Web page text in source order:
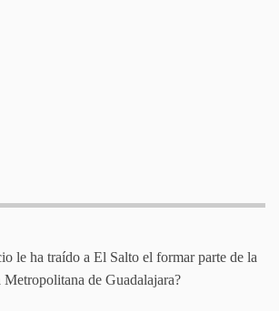
le ha traído a El Salto el formar parte de la
Metropolitana de Guadalajara?